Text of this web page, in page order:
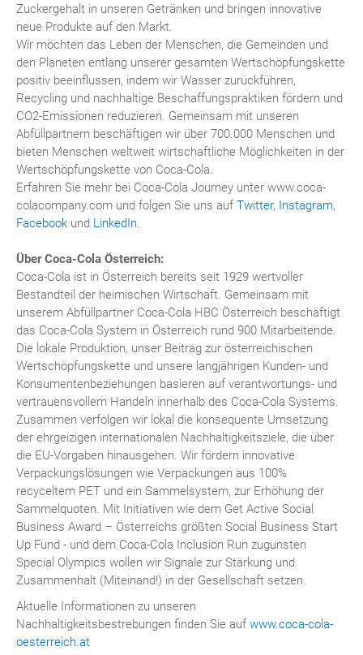
Zuckergehalt in unseren Getränken und bringen innovative
neue Produkte auf den Markt.
Wir möchten das Leben der Menschen, die Gemeinden und
den Planeten entlang unserer gesamten Wertschöpfungskette
positiv beeinflussen, indem wir Wasser zurückführen,
Recycling und nachhaltige Beschaffungspraktiken fördern und
CO2-Emissionen reduzieren. Gemeinsam mit unseren
Abfüllpartnern beschäftigen wir über 700.000 Menschen und
bieten Menschen weltweit wirtschaftliche Möglichkeiten in der
Wertschöpfungskette von Coca-Cola.
Erfahren Sie mehr bei Coca-Cola Journey unter www.coca-
colacompany.com und folgen Sie uns auf Twitter, Instagram,
Facebook und LinkedIn.
Über Coca-Cola Österreich:
Coca-Cola ist in Österreich bereits seit 1929 wertvoller
Bestandteil der heimischen Wirtschaft. Gemeinsam mit
unserem Abfüllpartner Coca-Cola HBC Österreich beschäftigt
das Coca-Cola System in Österreich rund 900 Mitarbeitende.
Die lokale Produktion, unser Beitrag zur österreichischen
Wertschöpfungskette und unsere langjährigen Kunden- und
Konsumentenbeziehungen basieren auf verantwortungs- und
vertrauensvollem Handeln innerhalb des Coca-Cola Systems.
Zusammen verfolgen wir lokal die konsequente Umsetzung
der ehrgeizigen internationalen Nachhaltigkeitsziele, die über
die EU-Vorgaben hinausgehen. Wir fördern innovative
Verpackungslösungen wie Verpackungen aus 100%
recyceltem PET und ein Sammelsystem, zur Erhöhung der
Sammelquoten. Mit Initiativen wie dem Get Active Social
Business Award – Österreichs größten Social Business Start
Up Fund - und dem Coca-Cola Inclusion Run zugunsten
Special Olympics wollen wir Signale zur Stärkung und
Zusammenhalt (Miteinand!) in der Gesellschaft setzen.
Aktuelle Informationen zu unseren
Nachhaltigkeitsbestrebungen finden Sie auf www.coca-cola-
oesterreich.at